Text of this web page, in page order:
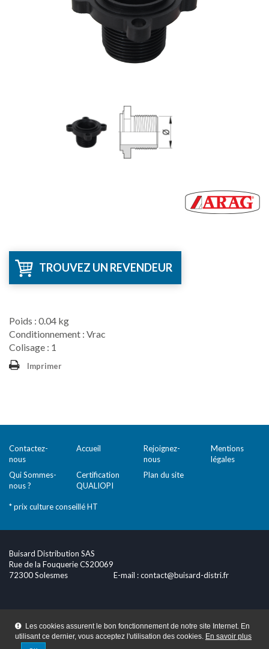
Les cookies assurent le bon fonctionnement de notre site Internet. En
utilisant ce dernier, vous acceptez l'utilisation des cookies. En savoir plus
TROUVEZ UN REVENDEUR
Poids : 0.04 kg
Conditionnement : Vrac
Colisage : 1
Imprimer
Contactez-
nous
Accueil
Rejoignez-
nous
Mentions
légales
Qui Sommes-
nous ?
Certification
QUALIOPI
Plan du site
* prix culture conseillé HT
Buisard Distribution SAS
Rue de la Fouquerie CS20069
72300 Solesmes
E-mail :contact@buisard-distri.fr